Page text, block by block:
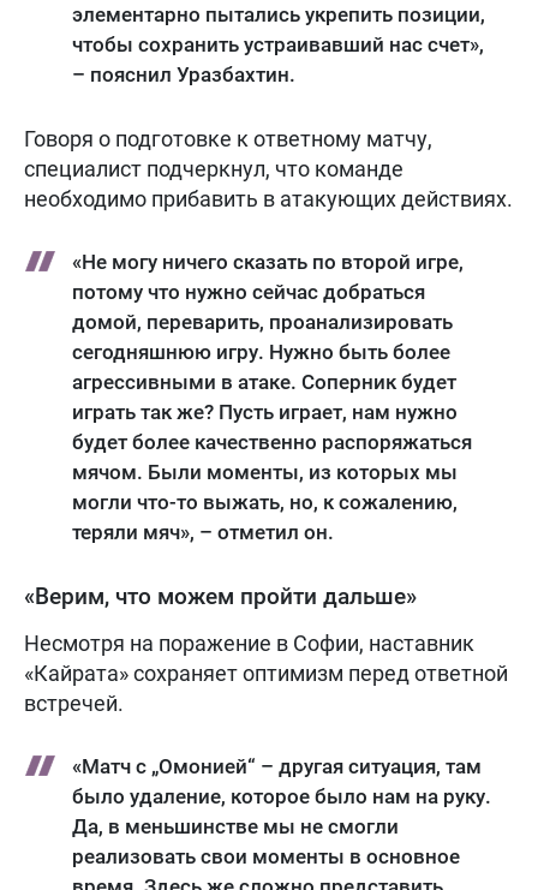
элементарно пытались укрепить позиции,
чтобы сохранить устраивавший нас счет»,
– пояснил Уразбахтин.
Говоря о подготовке к ответному матчу,
специалист подчеркнул, что команде
необходимо прибавить в атакующих действиях.
«Не могу ничего сказать по второй игре,
потому что нужно сейчас добраться
домой, переварить, проанализировать
сегодняшнюю игру. Нужно быть более
агрессивными в атаке. Соперник будет
играть так же? Пусть играет, нам нужно
будет более качественно распоряжаться
мячом. Были моменты, из которых мы
могли что-то выжать, но, к сожалению,
теряли мяч», – отметил он.
«Верим, что можем пройти дальше»
Несмотря на поражение в Софии, наставник
«Кайрата» сохраняет оптимизм перед ответной
встречей.
«Матч с „Омонией“ – другая ситуация, там
было удаление, которое было нам на руку.
Да, в меньшинстве мы не смогли
реализовать свои моменты в основное